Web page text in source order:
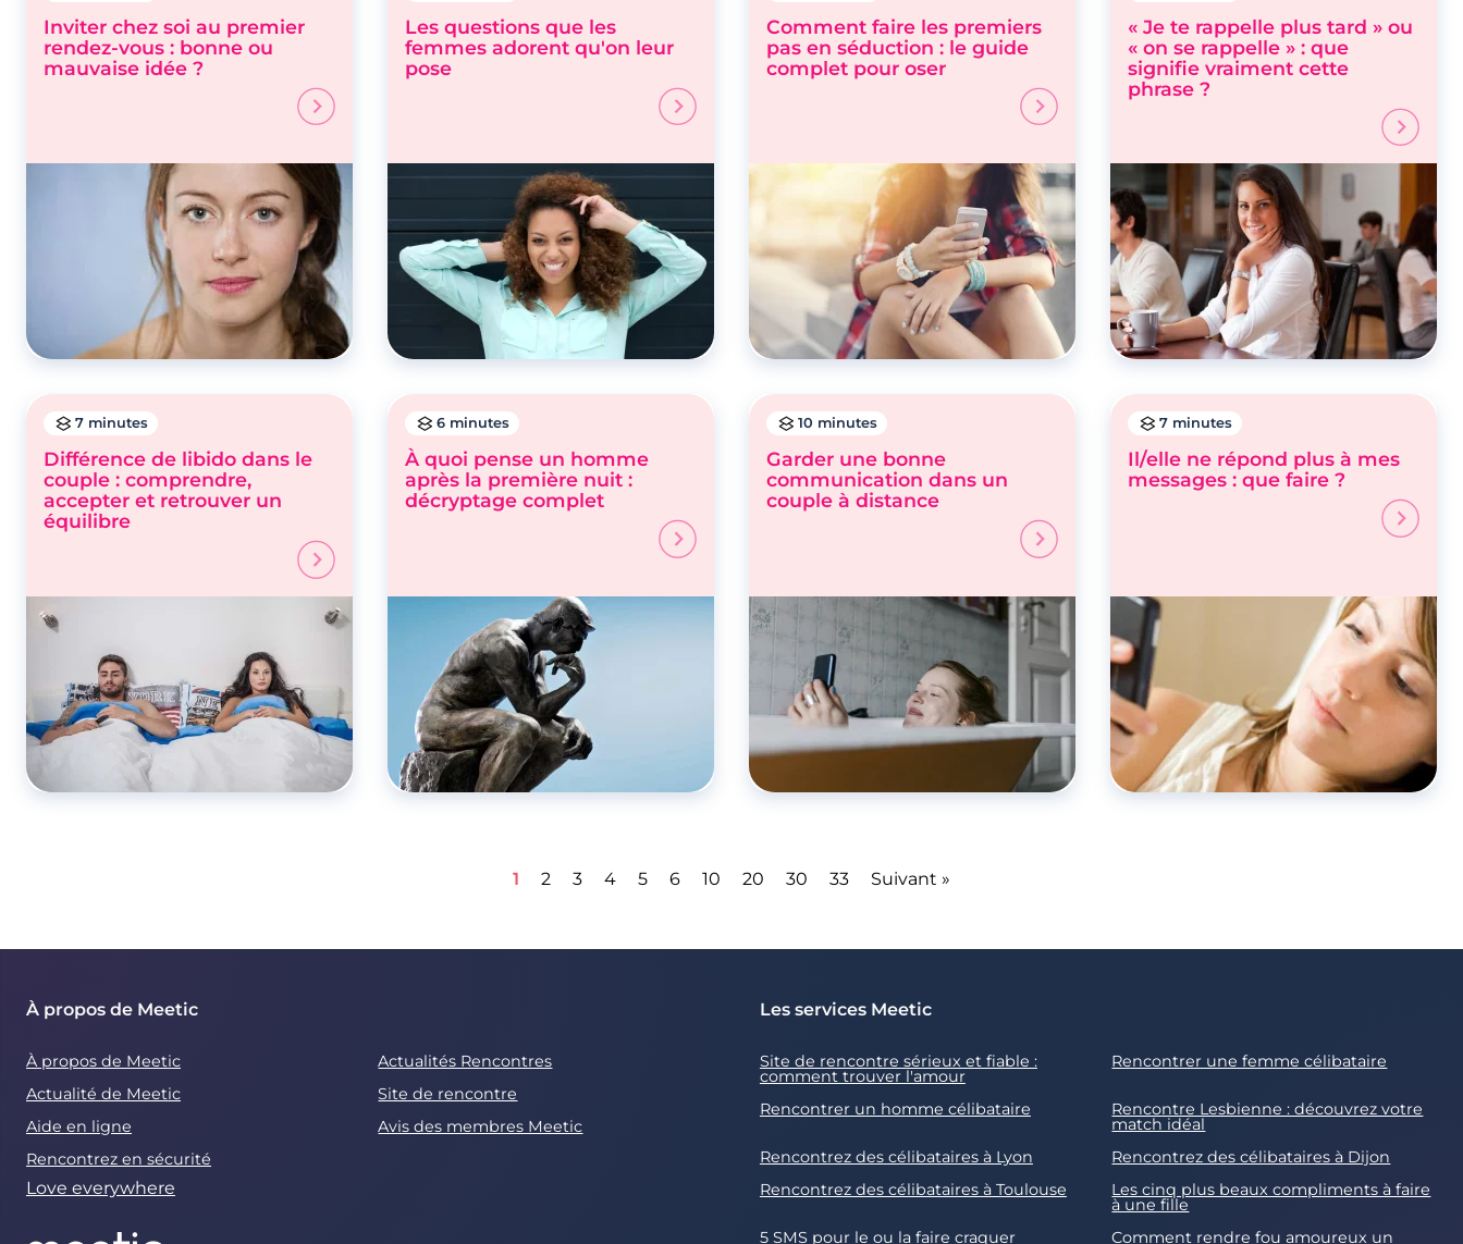
Inviter chez soi au premier
rendez-vous : bonne ou
mauvaise idée ?
Les questions que les
femmes adorent qu'on leur
pose
Comment faire les premiers
pas en séduction : le guide
complet pour oser
« Je te rappelle plus tard » ou
« on se rappelle » : que
signifie vraiment cette
phrase ?
7 minutes
Différence de libido dans le
couple : comprendre,
accepter et retrouver un
équilibre
6 minutes
À quoi pense un homme
après la première nuit :
décryptage complet
10 minutes
Garder une bonne
communication dans un
couple à distance
7 minutes
Il/elle ne répond plus à mes
messages : que faire ?
1 2 3 4 5 6 10 20 30 33 Suivant »
À propos de Meetic
À propos de Meetic
Actualités Rencontres
Actualité de Meetic
Site de rencontre
Aide en ligne
Avis des membres Meetic
Rencontrez en sécurité
Love everywhere
Les services Meetic
Site de rencontre sérieux et fiable :
comment trouver l'amour
Rencontrer une femme célibataire
Rencontrer un homme célibataire Rencontre Lesbienne : découvrez votre
match idéal
Rencontrez des célibataires à Lyon
Rencontrez des célibataires à Dijon
Rencontrez des célibataires à Toulouse
Les cinq plus beaux compliments à faire
à une fille
5 SMS pour le ou la faire craquer
Comment rendre fou amoureux un